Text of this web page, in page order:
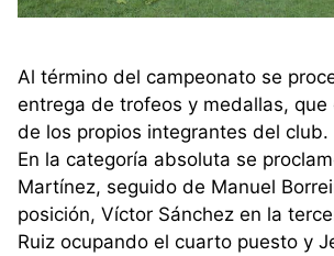
Al término del campeonato se
entrega de trofeos y medallas, que
de los propios integrantes del club.
En la categoría absoluta se
Martínez, seguido de Manuel
posición, Víctor Sánchez en la
Ruiz ocupando el cuarto puesto y